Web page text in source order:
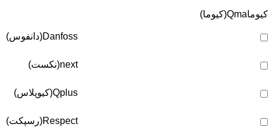
کیوماQma(کیوما)
Danfoss(دانفوس)
next(نکست)
Qplus(کیوپلاس)
Respect(رسپکت)